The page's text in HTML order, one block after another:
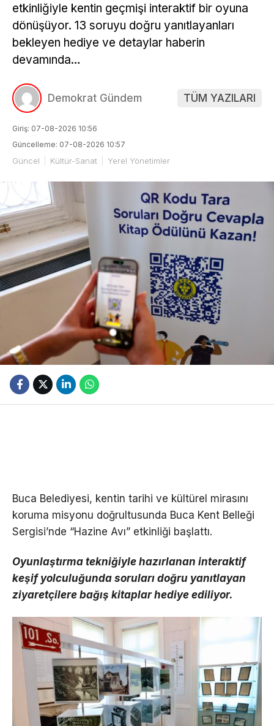
etkinliğiyle kentin geçmişi interaktif bir oyuna
dönüşüyor. 13 soruyu doğru yanıtlayanları
bekleyen hediye ve detaylar haberin
devamında…
Demokrat Gündem TÜM YAZILARI
Giriş: 07-08-2026 10:56
Güncelleme: 07-08-2026 10:57
Güncel Kültür-Sanat Yerel Yönetimler
Buca Belediyesi, kentin tarihi ve kültürel mirasını
koruma misyonu doğrultusunda Buca Kent Belleği
Sergisi’nde “Hazine Avı” etkinliği başlattı.
Oyunlaştırma tekniğiyle hazırlanan interaktif
keşif yolculuğunda soruları doğru yanıtlayan
ziyaretçilere bağış kitaplar hediye ediliyor.